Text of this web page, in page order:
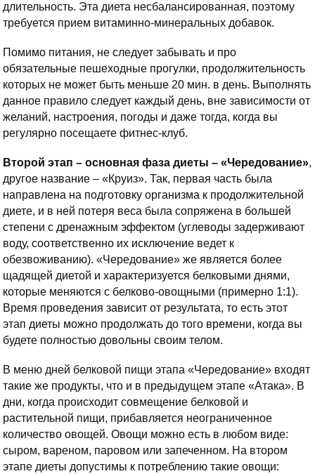
длительность. Эта диета несбалансированная, поэтому
требуется прием витаминно-минеральных добавок.
Помимо питания, не следует забывать и про
обязательные пешеходные прогулки, продолжительность
которых не может быть меньше 20 мин. в день. Выполнять
данное правило следует каждый день, вне зависимости от
желаний, настроения, погоды и даже тогда, когда вы
регулярно посещаете фитнес-клуб.
Второй этап – основная фаза диеты – «Чередование»,
другое название – «Круиз». Так, первая часть была
направлена на подготовку организма к продолжительной
диете, и в ней потеря веса была сопряжена в большей
степени с дренажным эффектом (углеводы задерживают
воду, соответственно их исключение ведет к
обезвоживанию). «Чередование» же является более
щадящей диетой и характеризуется белковыми днями,
которые меняются с белково-овощными (примерно 1:1).
Время проведения зависит от результата, то есть этот
этап диеты можно продолжать до того времени, когда вы
будете полностью довольны своим телом.
В меню дней белковой пищи этапа «Чередование» входят
такие же продукты, что и в предыдущем этапе «Атака». В
дни, когда происходит совмещение белковой и
растительной пищи, прибавляется неограниченное
количество овощей. Овощи можно есть в любом виде:
сыром, вареном, паровом или запеченном. На втором
этапе диеты допустимы к потреблению такие овощи: